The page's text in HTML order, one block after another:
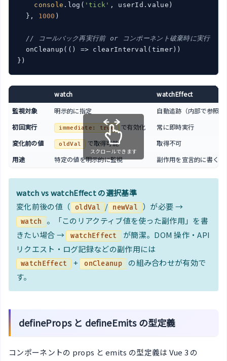
console .log( 'tick' , userId.value)
  },
1000 )
// コールバック再実行前 or コンポーネント破棄時に実行
  onCleanup(
() => clearInterval(timer))
})
watch
watchEffect
監視対象
明示的に指定
自動追跡（内部で参照
初回実行
immediate: true で有効化
常に即時実行
変化前の値
oldVal で取得可能
取得不可
用途
特定の値を明示的に監視 副作用を宣言的に書く
スクロールできます
watch vs watchEffect の選択基準
変化前後の値（ oldVal / newVal ）が必要 →
watch
。「このリアクティブ値を使った副作用」を書
きたい場合 → watchEffect
が簡潔。DOM 操作・API
リクエスト・ログ記録などの副作用には
watchEffect + onCleanup の組み合わせが有効で
す。
defineProps と defineEmits の型定義
コンポーネントの props と emits の型定義は Vue 3 の